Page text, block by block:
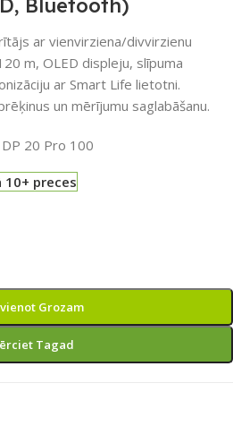
Bluetooth)
ar vienvirziena/divvirzienu
m, OLED displeju, slīpuma
ar Smart Life lietotni.
un mērījumu saglabāšanu.
DP 20 Pro 100
preces
Grozam
Tagad